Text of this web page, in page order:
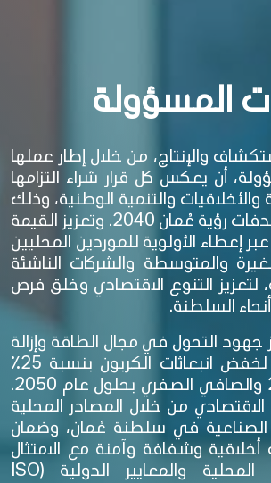
المسؤولة​
والإنتاج، من خلال إطار عملها
أن يعكس كل قرار شراء التزامها
والأخلاقيات والتنمية الوطنية، وذلك
تماشيًا مع مستهدفات رؤية عُمان 2040. وتعزيز القيمة
إعطاء الأولوية للموردين المحليين
والمتوسطة والشركات الناشئة
لتعزيز التنوع الاقتصادي وخلق فرص
السلطنة.
التحول في مجال الطاقة وإزالة
الكربون، ونهدف لخفض انبعاثات الكربون بنسبة 25٪
بحلول عام 2030 والصافي الصفري بحلول عام 2050.
من خلال المصادر المحلية
الصناعية في سلطنة عُمان، وضمان
وشفافة وآمنة مع الامتثال
الكامل للقوانين المحلية والمعايير الدولية (ISO